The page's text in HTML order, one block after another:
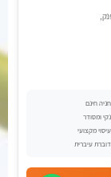
חניה חינם
נקי ומסודר
עיסוי מקצועי
דוברת עיברית